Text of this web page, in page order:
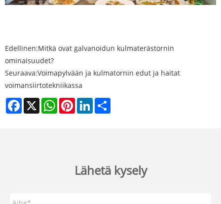
Edellinen:Mitkä ovat galvanoidun kulmaterästornin
ominaisuudet?
Seuraava:Voimapylvään ja kulmatornin edut ja haitat
voimansiirtotekniikassa
Facebook
X WhatsAppPinterestLinkedIn
Lähetä kysely